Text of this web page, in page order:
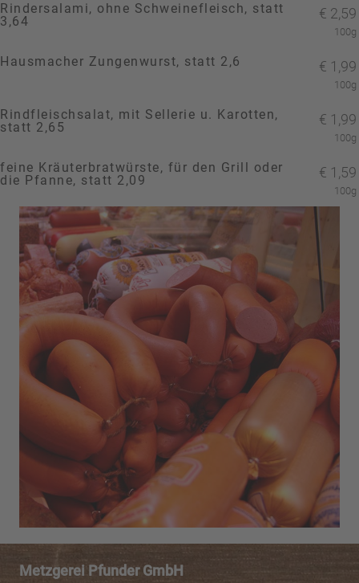
Rindersalami, ohne Schweinefleisch, statt
3,64
€ 2,59
100g
Hausmacher Zungenwurst, statt 2,6 € 1,99
100g
Rindfleischsalat, mit Sellerie u. Karotten,
statt 2,65
€ 1,99
100g
feine Kräuterbratwürste, für den Grill oder
die Pfanne, statt 2,09
€ 1,59
100g
Metzgerei Pfunder GmbH